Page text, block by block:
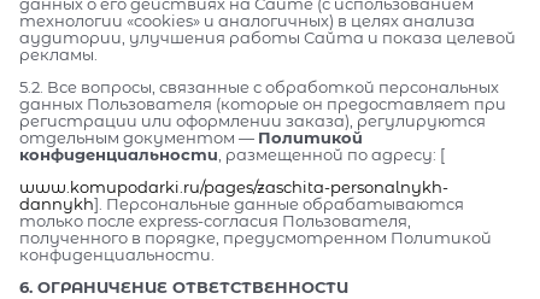
технологии «cookies» и аналогичных) в целях анализа
аудитории, улучшения работы Сайта и показа целевой
рекламы.
5.2. Все вопросы, связанные с обработкой персональных
данных Пользователя (которые он предоставляет при
регистрации или оформлении заказа), регулируются
отдельным документом — Политикой
конфиденциальности , размещенной по адресу: [
www.komupodarki.ru/pages/zaschita-personalnykh-
dannykh]. Персональные данные обрабатываются
только после express-согласия Пользователя,
полученного в порядке, предусмотренном Политикой
конфиденциальности.
6. ОГРАНИЧЕНИЕ ОТВЕТСТВЕННОСТИ